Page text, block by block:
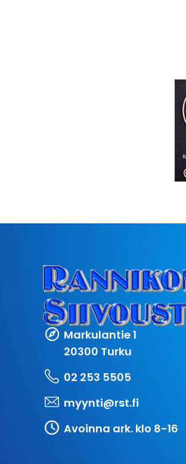
Markulantie 1
20300 Turku
02 253 5505
myynti@rst.fi
Avoinna ark. klo 8-16